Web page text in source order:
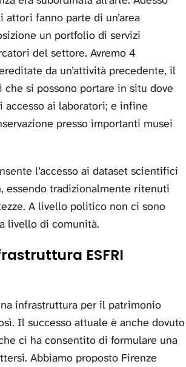
fanno parte di un’area
un portfolio di servizi
del settore. Avremo 4
da un’attività precedente, il
che si possono portare in situ dove
accesso ai laboratori; e infine
presso importanti musei
l’accesso ai dataset scientifici
essendo tradizionalmente ritenuti
A livello politico non ci sono
livello di comunità.
ESFRI
infrastruttura per il patrimonio
Il successo attuale è anche dovuto
ci ha consentito di formulare una
Abbiamo proposto Firenze